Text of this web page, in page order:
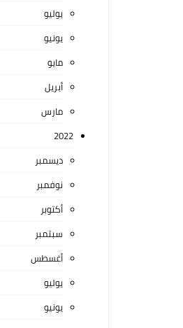
يوليو
يونيو
مايو
أبريل
مارس
2022
ديسمبر
نوفمبر
أكتوبر
سبتمبر
أغسطس
يوليو
يونيو